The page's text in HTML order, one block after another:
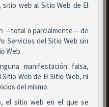
web al Sitio Web de El
—total o parcialmente— de
Servicios del Sitio Web sin
Web.
manifestación falsa,
Web de El Sitio Web, ni
del mismo.
el sitio web en el que se